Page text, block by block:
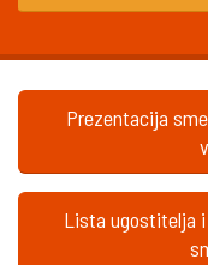
Prezentacija
Lista ugostitelja